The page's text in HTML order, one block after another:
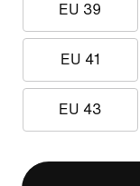
EU 39
EU 41
EU 43